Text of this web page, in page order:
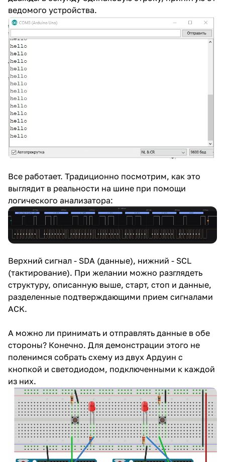
ведомого устройства.
Все работает. Традиционно посмотрим, как это
выглядит в реальности на шине при помощи
логического анализатора:
Верхний сигнал - SDA (данные), нижний - SCL
(тактирование). При желании можно разглядеть
структуру, описанную выше, старт, стоп и данные,
разделенные подтверждающими прием сигналами
ACK.
А можно ли принимать и отправлять данные в обе
стороны? Конечно. Для демонстрации этого не
поленимся собрать схему из двух Ардуин с
кнопкой и светодиодом, подключенными к каждой
из них.